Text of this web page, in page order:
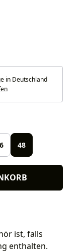
in Deutschland
48
ist, falls
enthalten.